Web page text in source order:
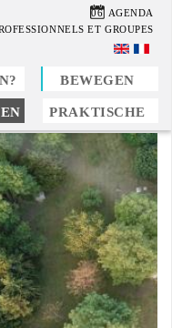
06 AGENDA
ET GROUPES
BEWEGEN
PRAKTISCHE